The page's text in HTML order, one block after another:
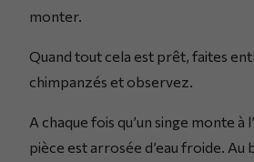
monter.
Quand tout cela est prêt, faites
chimpanzés et observez.
A chaque fois qu’un singe monte à
pièce est arrosée d’eau froide. Au